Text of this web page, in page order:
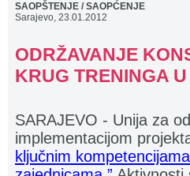
SAOPŠTENJE / SAOPĆENJE
Sarajevo, 23.01.2012
ODRŽAVANJE
KRUG TRENINGA
SARAJEVO - Unija za
implementacijom
ključnim